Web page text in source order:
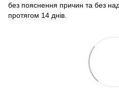
без пояснення причин та без
протягом 14 днів.